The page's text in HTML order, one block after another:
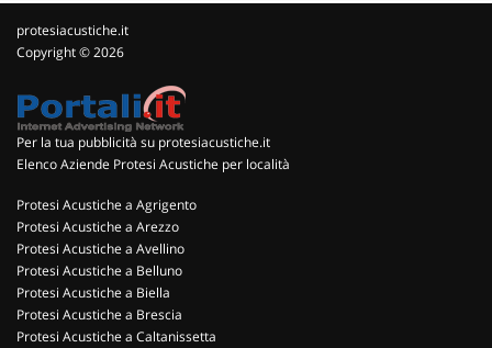
protesiacustiche.it
Copyright © 2026
Per la tua pubblicità su protesiacustiche.it
Elenco Aziende Protesi Acustiche per località
Protesi Acustiche a Agrigento
Protesi Acustiche a Arezzo
Protesi Acustiche a Avellino
Protesi Acustiche a Belluno
Protesi Acustiche a Biella
Protesi Acustiche a Brescia
Protesi Acustiche a Caltanissetta